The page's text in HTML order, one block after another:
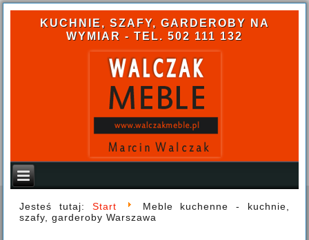
KUCHNIE, SZAFY, GARDEROBY NA
WYMIAR - TEL. 502 111 132
Jesteś tutaj: Start
Meble kuchenne - kuchnie,
szafy, garderoby Warszawa